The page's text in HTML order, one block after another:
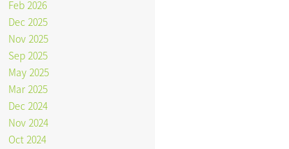
Feb 2026
Dec 2025
Nov 2025
Sep 2025
May 2025
Mar 2025
Dec 2024
Nov 2024
Oct 2024